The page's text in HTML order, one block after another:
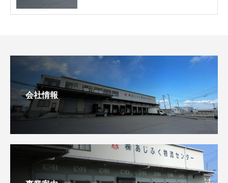
会社情報